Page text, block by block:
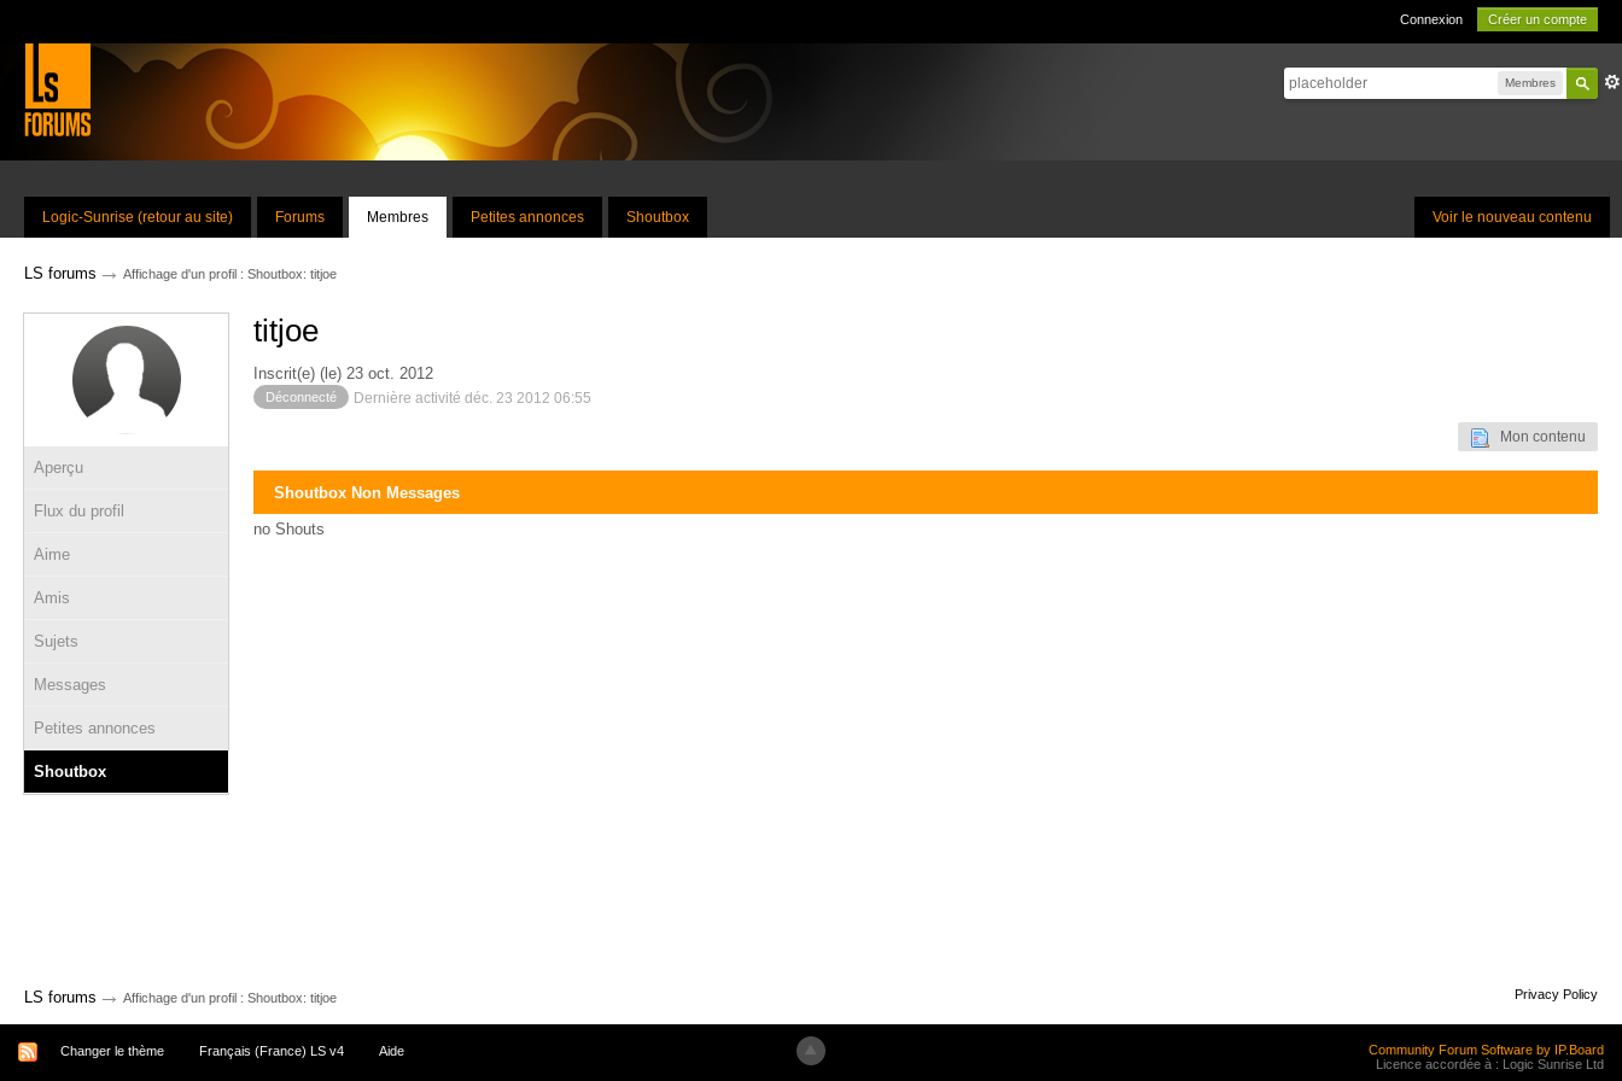
Connexion Créer un compte
Membres
Voir le nouveau contenu
Logic-Sunrise (retour au site) Forums Membres Petites annonces Shoutbox
LS forums → Affichage d'un profil : Shoutbox: titjoe
Aperçu
Flux du profil
Aime
Amis
Sujets
Messages
Petites annonces
Shoutbox
titjoe
Inscrit(e) (le) 23 oct. 2012
Déconnecté Dernière activité déc. 23 2012 06:55
Mon contenu
Shoutbox Non Messages
no Shouts
LS forums → Affichage d'un profil : Shoutbox: titjoe Privacy Policy
Changer le thème Français (France) LS v4 Aide
Community Forum Software by IP.Board
Licence accordée à : Logic Sunrise Ltd